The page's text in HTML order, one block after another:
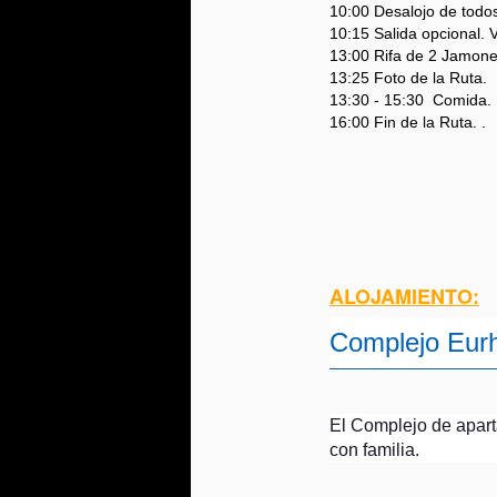
10:00 Desalojo de
10:15 Salida opcional.
13:00 Rifa de 2
13:25 Foto de la Ruta.
13:30 - 15:30 Comida.
16:00 Fin de la Ruta. .
ALOJAMIENTO:
Complejo
El Complejo de
con familia.
*